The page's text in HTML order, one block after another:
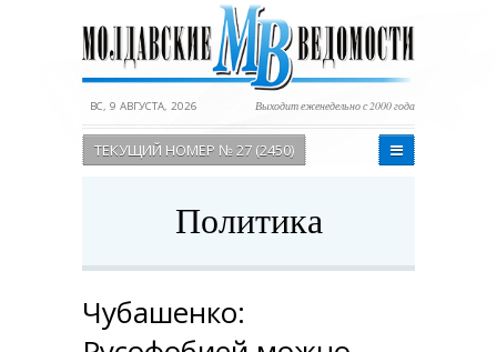
ВС, 9 АВГУСТА, 2026 Выходит еженедельно с 2000 года
ТЕКУЩИЙ НОМЕР № 27 (2450)
Политика
Чубашенко: